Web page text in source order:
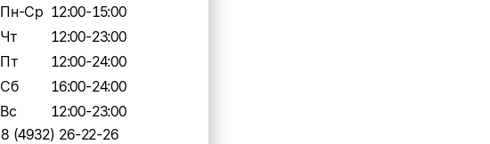
Пн-Ср 12:00-15:00
Чт
12:00-23:00
Пт
12:00-24:00
Сб
16:00-24:00
Вс
12:00-23:00
8 (4932) 26-22-26